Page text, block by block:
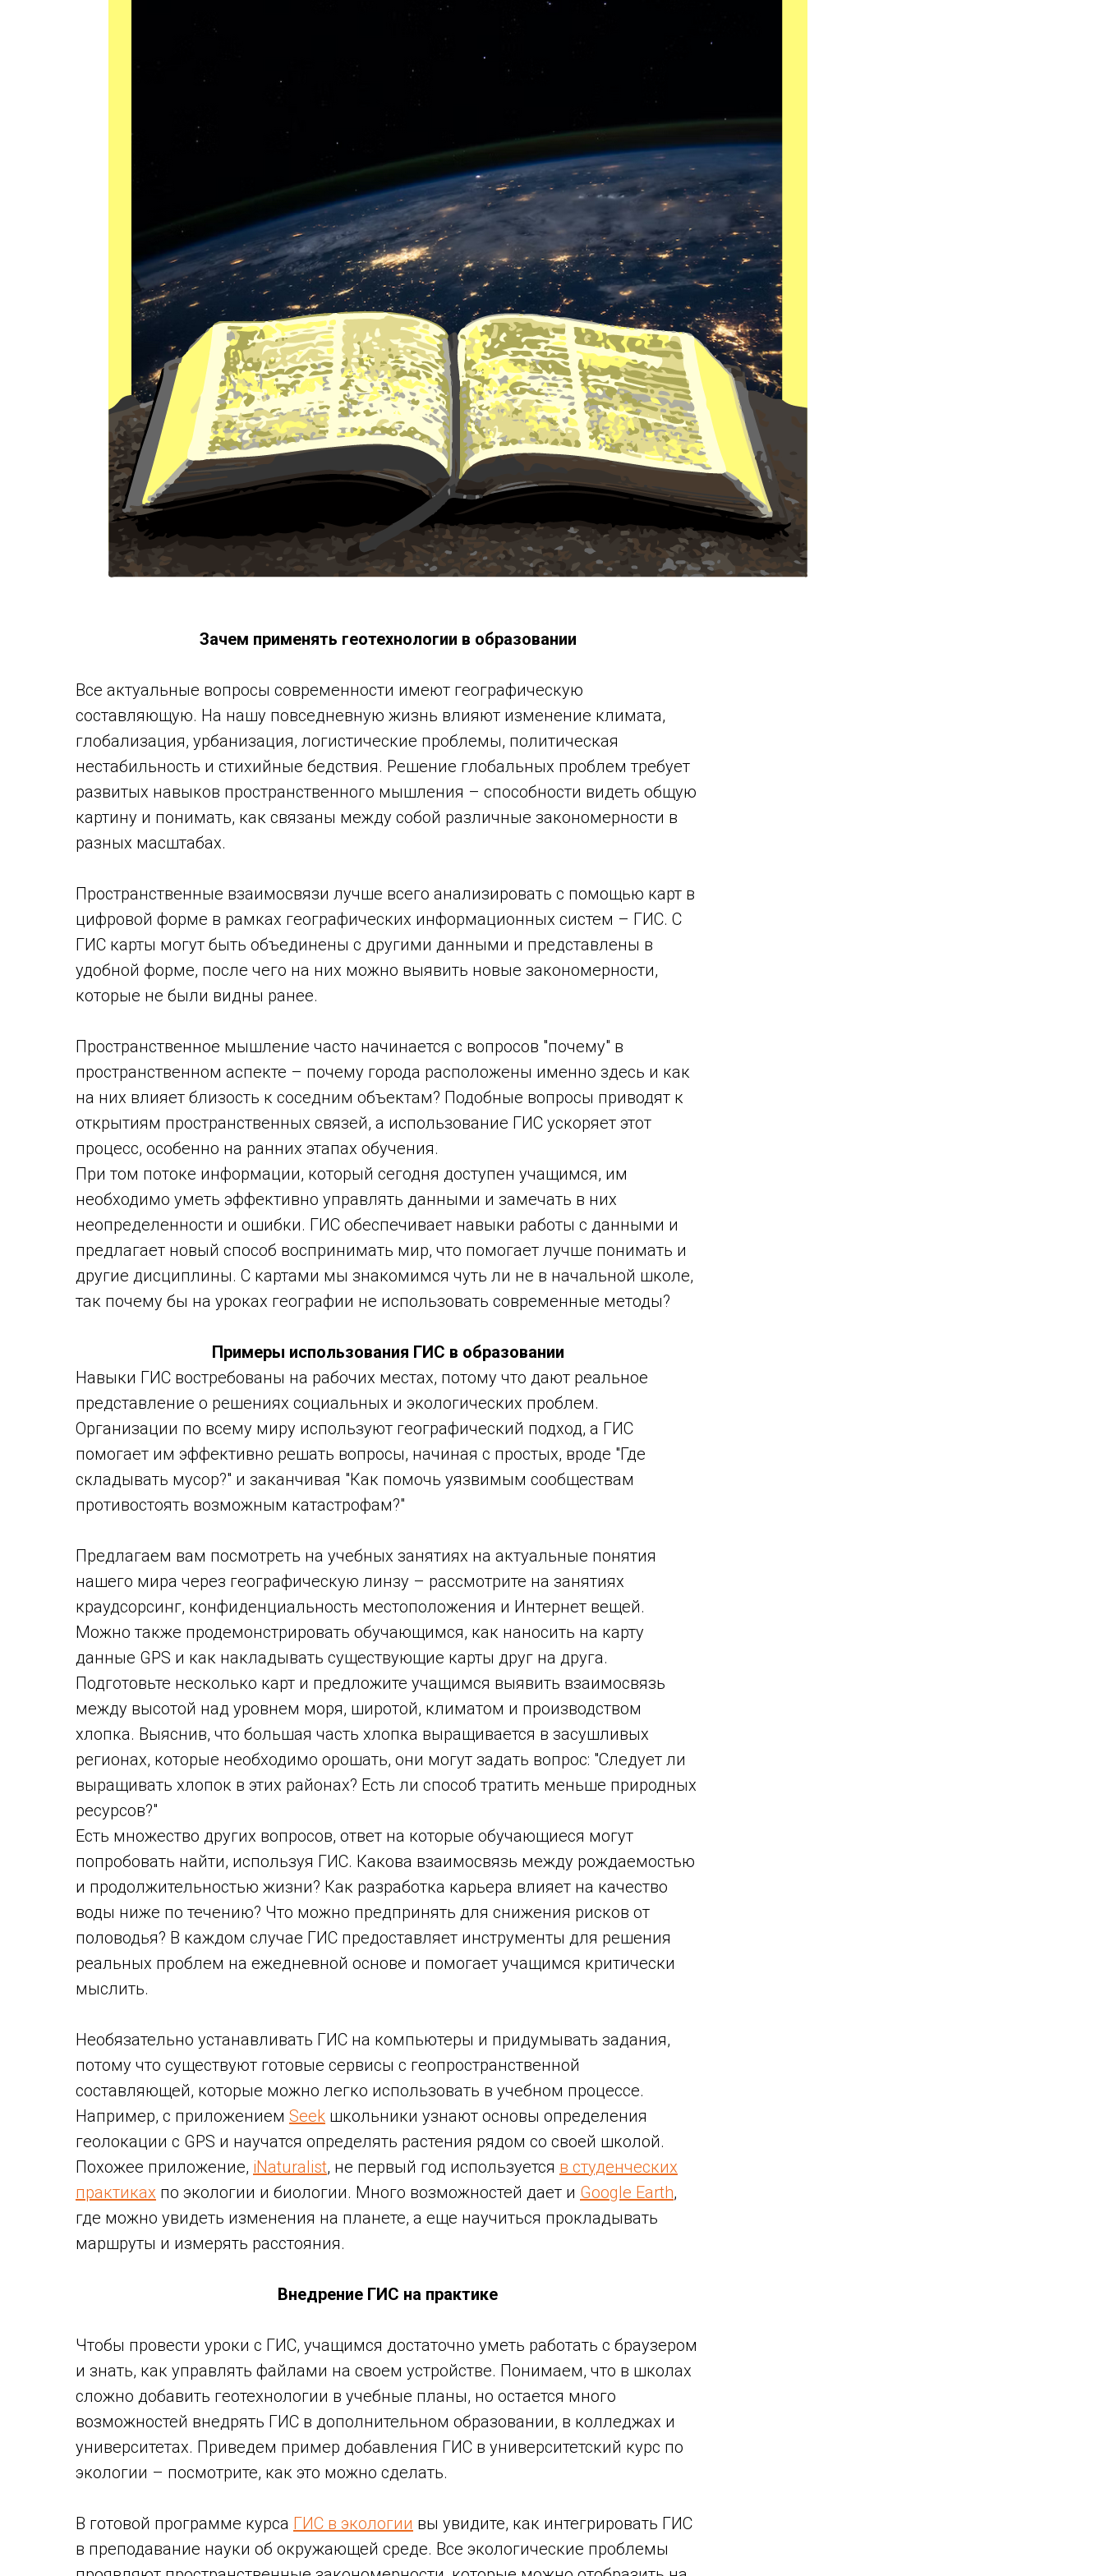
Зачем применять геотехнологии в образовании
Все актуальные вопросы современности имеют географическую
составляющую. На нашу повседневную жизнь влияют изменение климата,
глобализация, урбанизация, логистические проблемы, политическая
нестабильность и стихийные бедствия. Решение глобальных проблем требует
развитых навыков пространственного мышления – способности видеть общую
картину и понимать, как связаны между собой различные закономерности в
разных масштабах.
Пространственные взаимосвязи лучше всего анализировать с помощью карт в
цифровой форме в рамках географических информационных систем – ГИС. С
ГИС карты могут быть объединены с другими данными и представлены в
удобной форме, после чего на них можно выявить новые закономерности,
которые не были видны ранее.
Пространственное мышление часто начинается с вопросов "почему" в
пространственном аспекте – почему города расположены именно здесь и как
на них влияет близость к соседним объектам? Подобные вопросы приводят к
открытиям пространственных связей, а использование ГИС ускоряет этот
процесс, особенно на ранних этапах обучения.
При том потоке информации, который сегодня доступен учащимся, им
необходимо уметь эффективно управлять данными и замечать в них
неопределенности и ошибки. ГИС обеспечивает навыки работы с данными и
предлагает новый способ воспринимать мир, что помогает лучше понимать и
другие дисциплины. С картами мы знакомимся чуть ли не в начальной школе,
так почему бы на уроках географии не использовать современные методы?
Примеры использования ГИС в образовании
Навыки ГИС востребованы на рабочих местах, потому что дают реальное
представление о решениях социальных и экологических проблем.
Организации по всему миру используют географический подход, а ГИС
помогает им эффективно решать вопросы, начиная с простых, вроде "Где
складывать мусор?" и заканчивая "Как помочь уязвимым сообществам
противостоять возможным катастрофам?"
Предлагаем вам посмотреть на учебных занятиях на актуальные понятия
нашего мира через географическую линзу – рассмотрите на занятиях
краудсорсинг, конфиденциальность местоположения и Интернет вещей.
Можно также продемонстрировать обучающимся, как наносить на карту
данные GPS и как накладывать существующие карты друг на друга.
Подготовьте несколько карт и предложите учащимся выявить взаимосвязь
между высотой над уровнем моря, широтой, климатом и производством
хлопка. Выяснив, что большая часть хлопка выращивается в засушливых
регионах, которые необходимо орошать, они могут задать вопрос: "Следует ли
выращивать хлопок в этих районах? Есть ли способ тратить меньше природных
ресурсов?"
Есть множество других вопросов, ответ на которые обучающиеся могут
попробовать найти, используя ГИС. Какова взаимосвязь между рождаемостью
и продолжительностью жизни? Как разработка карьера влияет на качество
воды ниже по течению? Что можно предпринять для снижения рисков от
половодья? В каждом случае ГИС предоставляет инструменты для решения
реальных проблем на ежедневной основе и помогает учащимся критически
мыслить.
Необязательно устанавливать ГИС на компьютеры и придумывать задания,
потому что существуют готовые сервисы с геопространственной
составляющей, которые можно легко использовать в учебном процессе.
Например, с приложением Seek школьники узнают основы определения
геолокации с GPS и научатся определять растения рядом со своей школой.
Похожее приложение, iNaturalist, не первый год используется в студенческих
практиках по экологии и биологии. Много возможностей дает и Google Earth,
где можно увидеть изменения на планете, а еще научиться прокладывать
маршруты и измерять расстояния.
Внедрение ГИС на практике
Чтобы провести уроки с ГИС, учащимся достаточно уметь работать с браузером
и знать, как управлять файлами на своем устройстве. Понимаем, что в школах
сложно добавить геотехнологии в учебные планы, но остается много
возможностей внедрять ГИС в дополнительном образовании, в колледжах и
университетах. Приведем пример добавления ГИС в университетский курс по
экологии – посмотрите, как это можно сделать.
В готовой программе курса ГИС в экологии вы увидите, как интегрировать ГИС
в преподавание науки об окружающей среде. Все экологические проблемы